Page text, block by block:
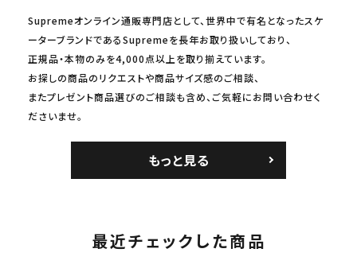
Supremeオンライン通販専門店として、世界中で有名となったスケ
ーターブランドであるSupremeを長年お取り扱いしており、
正規品・本物のみを4,000点以上を取り揃えています。
お探しの商品のリクエストや商品サイズ感のご相談、
またプレゼント商品選びのご相談も含め、ご気軽にお問い合わせく
ださいませ。
もっと見る
最近チェックした商品